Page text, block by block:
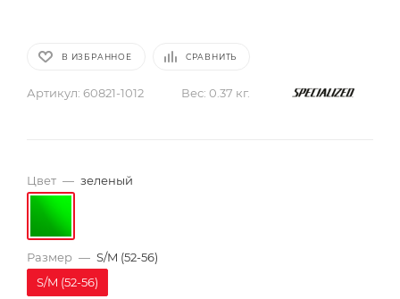
В ИЗБРАННОЕ СРАВНИТЬ
Артикул: 60821-1012 Вес: 0.37 кг.
Цвет — зеленый
Размер — S/M (52-56)
S/M (52-56)